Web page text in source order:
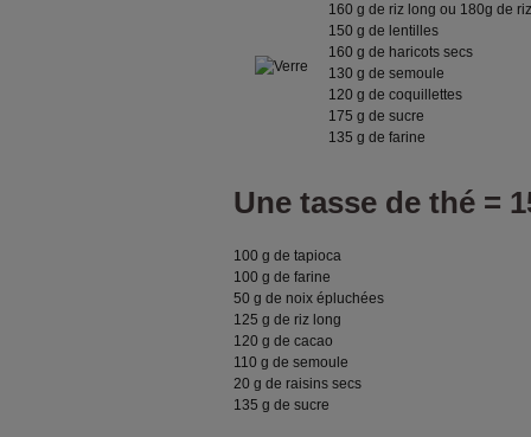
160 g de riz long ou 180g de
150 g de lentilles
160 g de haricots secs
130 g de semoule
120 g de coquillettes
175 g de sucre
135 g de farine
Une tasse de thé =
100 g de tapioca
100 g de farine
50 g de noix épluchées
125 g de riz long
120 g de cacao
110 g de semoule
20 g de raisins secs
135 g de sucre